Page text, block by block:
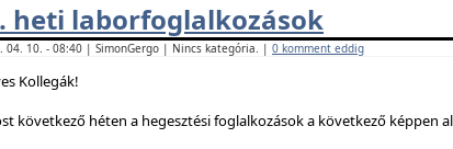
heti laborfoglalkozások
04. 10. - 08:40 | SimonGergo | Nincs kategória. | 0 komment eddig
Kollegák!
következő héten a hegesztési foglalkozások a következő képpen